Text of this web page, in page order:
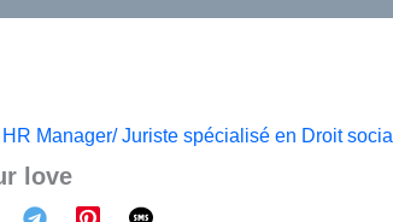
HR Manager/ Juriste spécialisé en Droit social
love